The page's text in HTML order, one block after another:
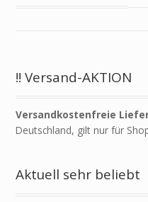
!! Versand-AKTION
Versandkostenfreie
Deutschland, gilt nur für
Aktuell sehr beliebt